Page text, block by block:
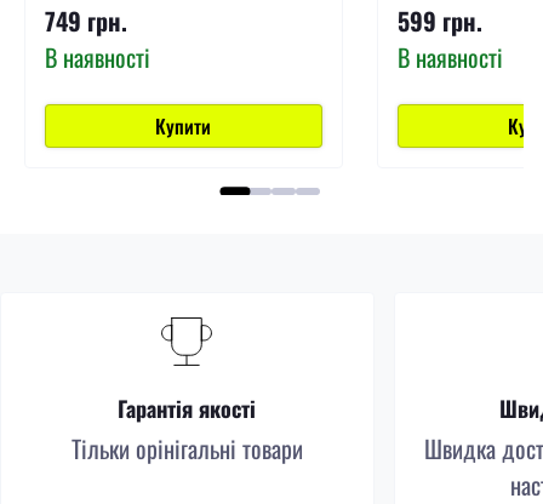
749 грн.
В наявності
Купити
599 грн.
В наявності
Гарантія якості
Тільки орінігальні товари
Швидка